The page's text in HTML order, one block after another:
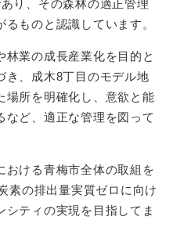
り、その森林の適正管理
ものと認識しています。
林業の成長産業化を目的と
き、成木8丁目のモデル地
場所を明確化し、意欲と能
など、適正な管理を図って
おける青梅市全体の取組を
素の排出量実質ゼロに向け
シティの実現を目指してま